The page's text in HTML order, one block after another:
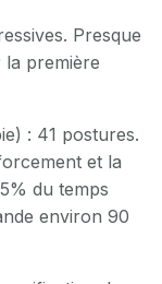
Presque
première
: 41 postures.
et la
du temps
environ 90